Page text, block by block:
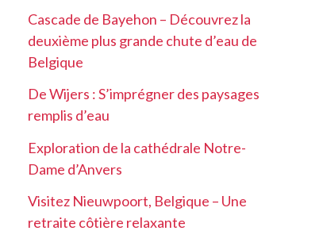
Cascade de Bayehon – Découvrez la
deuxième plus grande chute d’eau de
Belgique
De Wijers : S’imprégner des paysages
remplis d’eau
Exploration de la cathédrale Notre-
Dame d’Anvers
Visitez Nieuwpoort, Belgique – Une
retraite côtière relaxante